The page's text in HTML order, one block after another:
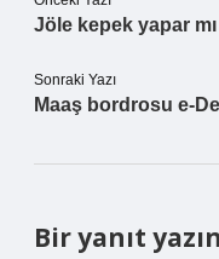
Jöle kepek yapar
Sonraki Yazı
Maaş bordrosu e-
Bir yanıt yazın